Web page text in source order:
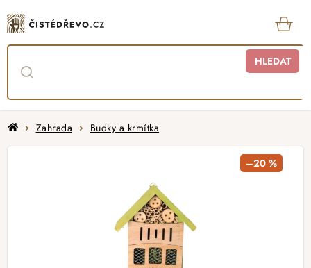
na
obsah
HLEDAT
DomůZahrada Budky a krmítka
–20 %